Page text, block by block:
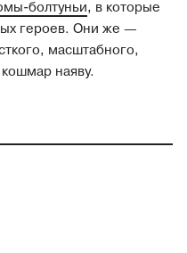
болтуньи, в которые
героев. Они же —
масштабного,
наяву.